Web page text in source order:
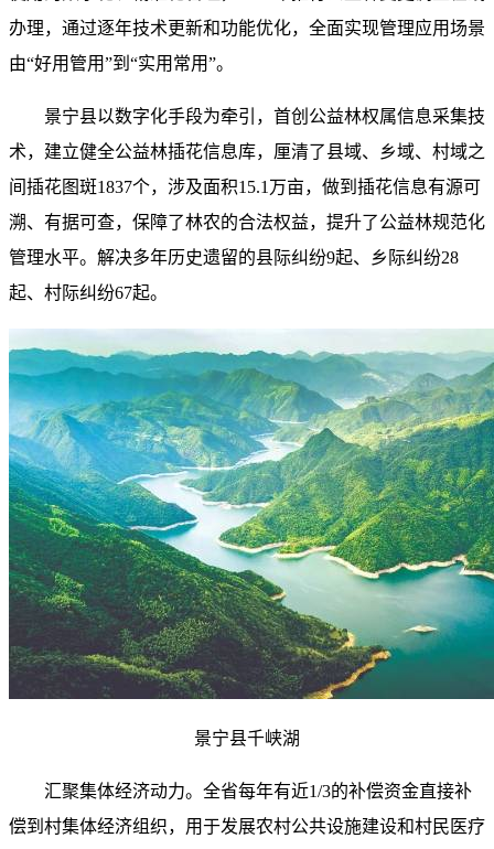
办理，通过逐年技术更新和功能优化，全面实现管理应用场景
由“好用管用”到“实用常用”。
景宁县以数字化手段为牵引，首创公益林权属信息采集技
术，建立健全公益林插花信息库，厘清了县域、乡域、村域之
间插花图斑1837个，涉及面积15.1万亩，做到插花信息有源可
溯、有据可查，保障了林农的合法权益，提升了公益林规范化
管理水平。解决多年历史遗留的县际纠纷9起、乡际纠纷28
起、村际纠纷67起。
景宁县千峡湖
汇聚集体经济动力。全省每年有近1/3的补偿资金直接补
偿到村集体经济组织，用于发展农村公共设施建设和村民医疗